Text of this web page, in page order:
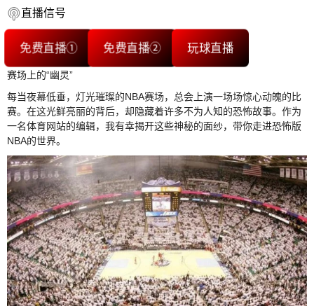
直播信号
免费直播① 免费直播② 玩球直播
赛场上的“幽灵”
每当夜幕低垂，灯光璀璨的NBA赛场，总会上演一场场惊心动魄的比
赛。在这光鲜亮丽的背后，却隐藏着许多不为人知的恐怖故事。作为
一名体育网站的编辑，我有幸揭开这些神秘的面纱，带你走进恐怖版
NBA的世界。